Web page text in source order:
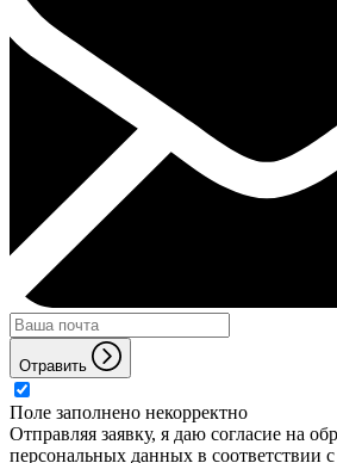
Отравить
Поле заполнено некорректно
Отправляя заявку, я даю согласие на
персональных данных в соответствии